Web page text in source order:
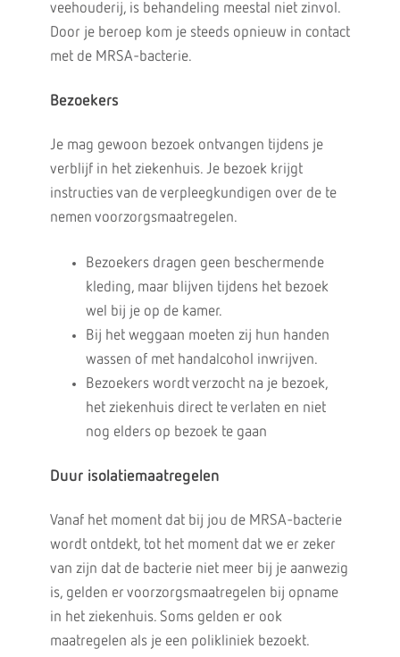
veehouderij, is behandeling meestal niet zinvol.
Door je beroep kom je steeds opnieuw in contact
met de MRSA-bacterie.
Bezoekers
Je mag gewoon bezoek ontvangen tijdens je
verblijf in het ziekenhuis. Je bezoek krijgt
instructies van de verpleegkundigen over de te
nemen voorzorgsmaatregelen.
Bezoekers dragen geen beschermende
kleding, maar blijven tijdens het bezoek
wel bij je op de kamer.
Bij het weggaan moeten zij hun handen
wassen of met handalcohol inwrijven.
Bezoekers wordt verzocht na je bezoek,
het ziekenhuis direct te verlaten en niet
nog elders op bezoek te gaan
Duur isolatiemaatregelen
Vanaf het moment dat bij jou de MRSA-bacterie
wordt ontdekt, tot het moment dat we er zeker
van zijn dat de bacterie niet meer bij je aanwezig
is, gelden er voorzorgsmaatregelen bij opname
in het ziekenhuis. Soms gelden er ook
maatregelen als je een polikliniek bezoekt.